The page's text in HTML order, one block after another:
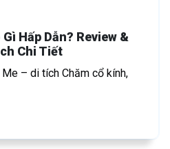
Hấp Dẫn? Review &
Chi Tiết
– di tích Chăm cổ kính,